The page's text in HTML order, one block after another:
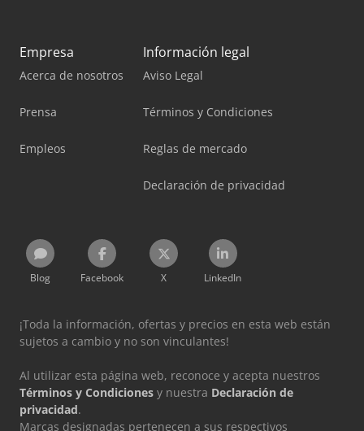
Empresa
Acerca de nosotros
Prensa
Empleos
Información legal
Aviso Legal
Términos y Condiciones
Reglas de mercado
Declaración de privacidad
Blog Facebook X LinkedIn
¡Toda la información, ofertas y precios en esta web están
sujetos a cambio y no son vinculantes!
Al utilizar esta página web, reconoce y acepta nuestros
Términos y Condiciones y nuestra Declaración de
privacidad.
Marcas designadas pertenecen a sus respectivos